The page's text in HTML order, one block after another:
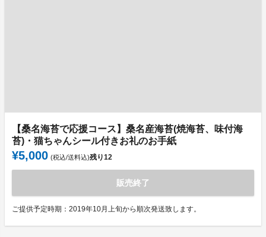
【桑名海苔で応援コース】桑名産海苔(焼海苔、味付海
苔)・猫ちゃんシール付きお礼のお手紙
¥5,000 (税込/送料込)残り12
販売終了
ご提供予定時期：2019年10月上旬から順次発送致します。